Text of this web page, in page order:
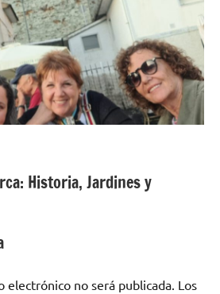
Historia, Jardines y
electrónico no será publicada. Los